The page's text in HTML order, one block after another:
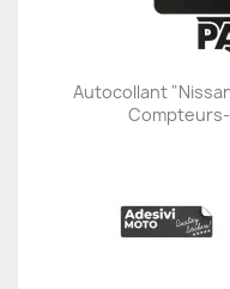
Autocollant